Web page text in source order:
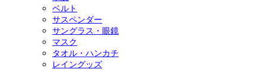
ベルト
サスペンダー
サングラス・眼鏡
マスク
タオル・ハンカチ
レイングッズ